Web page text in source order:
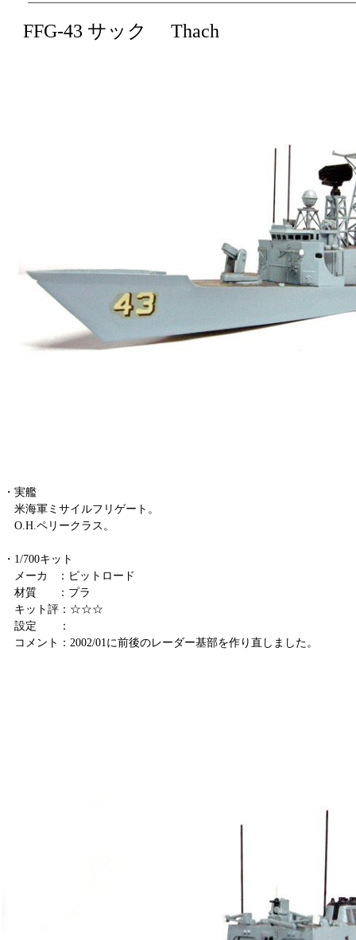
・実艦
米海軍ミサイルフリゲート。
O.H.ペリークラス。
・1/700キット
メーカ ：ピットロード
材質 ：プラ
キット評：☆☆☆
設定 ：
コメント：2002/01に前後のレーダー基部を作り直しました。
FFG-43 サック Thach